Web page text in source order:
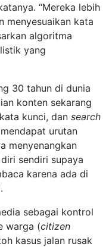
“Mereka lebih
menyesuaikan kata
algoritma
yang
30 tahun di dunia
konten sekarang
kunci, dan search
urutan
menyenangkan
sendiri supaya
karena ada di
sebagai kontrol
warga (citizen
kasus jalan rusak